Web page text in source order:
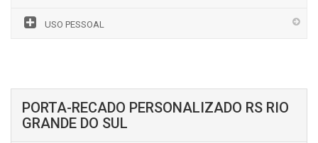
USO PESSOAL
PORTA-RECADO PERSONALIZADO RS RIO
GRANDE DO SUL